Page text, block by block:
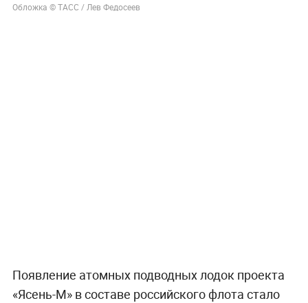
Обложка © ТАСС / Лев Федосеев
Появление атомных подводных лодок проекта
«Ясень-М» в составе российского флота стало